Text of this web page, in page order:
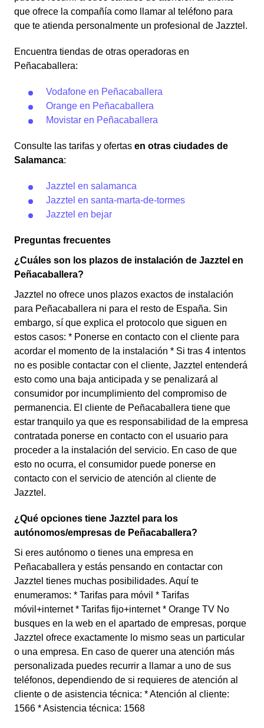
que ofrece la compañía como llamar al teléfono para
que te atienda personalmente un profesional de Jazztel.
Encuentra tiendas de otras operadoras en
Peñacaballera:
Vodafone en Peñacaballera
Orange en Peñacaballera
Movistar en Peñacaballera
Consulte las tarifas y ofertas en otras ciudades de
Salamanca:
Jazztel en salamanca
Jazztel en santa-marta-de-tormes
Jazztel en bejar
Preguntas frecuentes
¿Cuáles son los plazos de instalación de Jazztel en
Peñacaballera?
Jazztel no ofrece unos plazos exactos de instalación
para Peñacaballera ni para el resto de España. Sin
embargo, sí que explica el protocolo que siguen en
estos casos: * Ponerse en contacto con el cliente para
acordar el momento de la instalación * Si tras 4 intentos
no es posible contactar con el cliente, Jazztel entenderá
esto como una baja anticipada y se penalizará al
consumidor por incumplimiento del compromiso de
permanencia. El cliente de Peñacaballera tiene que
estar tranquilo ya que es responsabilidad de la empresa
contratada ponerse en contacto con el usuario para
proceder a la instalación del servicio. En caso de que
esto no ocurra, el consumidor puede ponerse en
contacto con el servicio de atención al cliente de
Jazztel.
¿Qué opciones tiene Jazztel para los
autónomos/empresas de Peñacaballera?
Si eres autónomo o tienes una empresa en
Peñacaballera y estás pensando en contactar con
Jazztel tienes muchas posibilidades. Aquí te
enumeramos: * Tarifas para móvil * Tarifas
móvil+internet * Tarifas fijo+internet * Orange TV No
busques en la web en el apartado de empresas, porque
Jazztel ofrece exactamente lo mismo seas un particular
o una empresa. En caso de querer una atención más
personalizada puedes recurrir a llamar a uno de sus
teléfonos, dependiendo de si requieres de atención al
cliente o de asistencia técnica: * Atención al cliente:
1566 * Asistencia técnica: 1568